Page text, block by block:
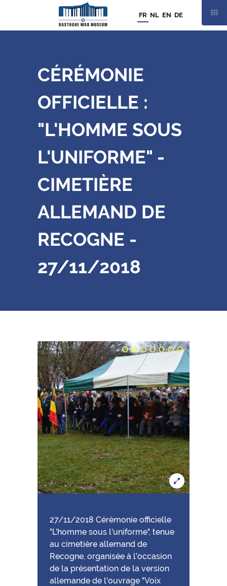
FR NL EN DE
CÉRÉMONIE
OFFICIELLE :
"L'HOMME SOUS
L'UNIFORME" -
CIMETIÈRE
ALLEMAND DE
RECOGNE -
27/11/2018
27/11/2018 Cérémonie officielle
"L'homme sous l'uniforme", tenue
au cimetière allemand de
Recogne, organisée à l'occasion
de la présentation de la version
allemande de l'ouvrage "Voix